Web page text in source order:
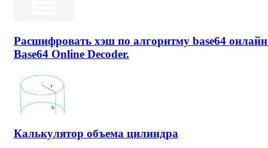
Расшифровать хэш по алгоритму base64
Base64 Online Decoder.
Калькулятор объема цилиндра